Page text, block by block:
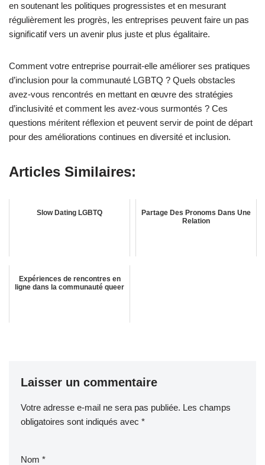
en soutenant les politiques progressistes et en mesurant
régulièrement les progrès, les entreprises peuvent faire un pas
significatif vers un avenir plus juste et plus égalitaire.
Comment votre entreprise pourrait-elle améliorer ses pratiques
d’inclusion pour la communauté LGBTQ ? Quels obstacles
avez-vous rencontrés en mettant en œuvre des stratégies
d’inclusivité et comment les avez-vous surmontés ? Ces
questions méritent réflexion et peuvent servir de point de départ
pour des améliorations continues en diversité et inclusion.
Articles Similaires:
Slow Dating LGBTQ
Partage Des Pronoms Dans Une
Relation
Expériences de rencontres en
ligne dans la communauté queer
Laisser un commentaire
Votre adresse e-mail ne sera pas publiée. Les champs
obligatoires sont indiqués avec *
Nom *